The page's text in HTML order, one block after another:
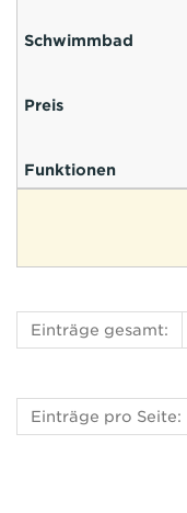
Einträge gesamt:
Einträge pro Seite: